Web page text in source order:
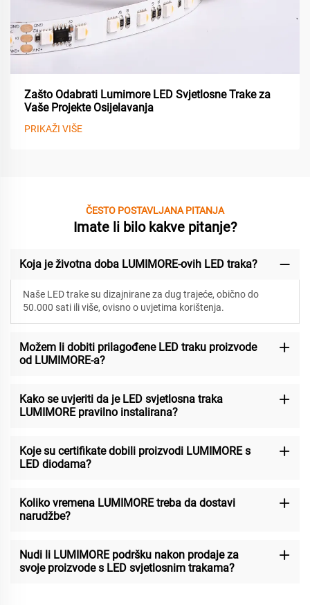
Zašto Odabrati Lumimore LED Svjetlosne Trake za
Vaše Projekte Osijelavanja
PRIKAŽI VIŠE
ČESTO POSTAVLJANA PITANJA
Imate li bilo kakve pitanje?
Koja je životna doba LUMIMORE-ovih LED traka?
Naše LED trake su dizajnirane za dug trajeće, obično do
50.000 sati ili više, ovisno o uvjetima korištenja.
Možem li dobiti prilagođene LED traku proizvode
od LUMIMORE-a?
Kako se uvjeriti da je LED svjetlosna traka
LUMIMORE pravilno instalirana?
Koje su certifikate dobili proizvodi LUMIMORE s
LED diodama?
Koliko vremena LUMIMORE treba da dostavi
narudžbe?
Nudi li LUMIMORE podršku nakon prodaje za
svoje proizvode s LED svjetlosnim trakama?